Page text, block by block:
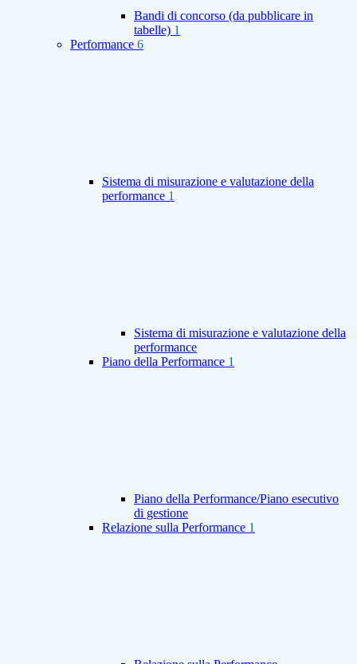
Bandi di concorso (da pubblicare in
tabelle) 1
Performance 6
Sistema di misurazione e valutazione della
performance 1
Sistema di misurazione e valutazione della
performance
Piano della Performance 1
Piano della Performance/Piano esecutivo
di gestione
Relazione sulla Performance 1